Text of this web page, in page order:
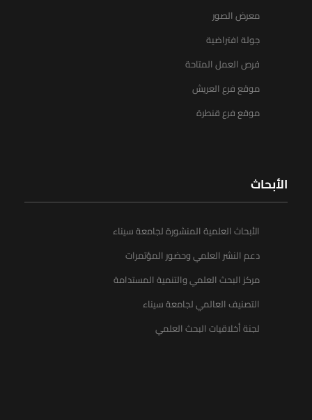
معرض الصور
جولة افتراضية
فرص العمل المتاحة
موقع فرع العريش
موقع فرع قنطرة
الأبحاث
الأبحاث العلمية المنشورة لجامعة سيناء
دعم النشر العلمي وحضور المؤتمرات
مركز البحث العلمي والتنمية المستدامة
التصنيف العالمي لجامعة سيناء
لجنة أخلاقيات البحث العلمي